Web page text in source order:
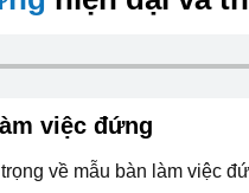
việc đứng
về mẫu bàn làm việc